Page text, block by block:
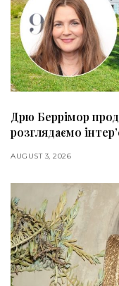
Дрю Беррімор
розглядаємо
AUGUST 3, 2026